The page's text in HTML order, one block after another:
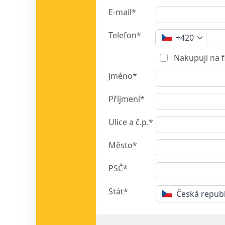
E-mail*
Telefon*
+420
Nakupuji na
Jméno*
Příjmení*
Ulice a č.p.*
Město*
PSČ*
Stát* Česká